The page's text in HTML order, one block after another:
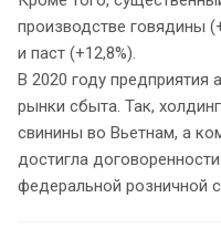
производстве говядины
и паст (+12,8%).
В 2020 году предприятия
рынки сбыта. Так,
свинины во Вьетнам, а
достигла
федеральной розничной